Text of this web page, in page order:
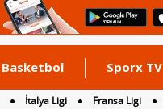
Basketbol Sporx TV
İtalya Ligi Fransa Ligi